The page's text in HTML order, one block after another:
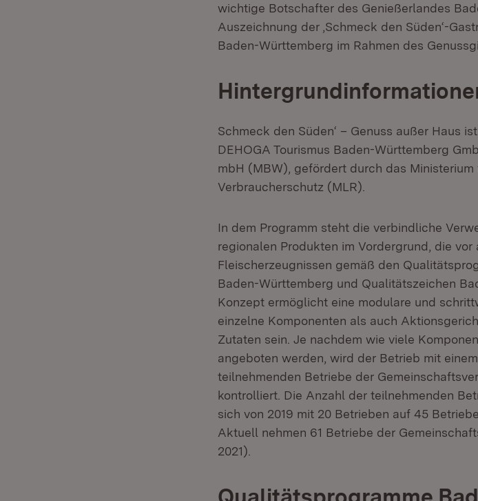
wichtige Botschafter des Genießerlandes
Auszeichnung der ‚Schmeck den Süden‘-
Baden-Württemberg im Rahmen des
Schmeck den Süden‘ – Genuss außer Haus
DEHOGA Tourismus Baden-Württemberg
mbH (MBW), gefördert durch das
Verbraucherschutz (MLR).
In dem Programm steht die verbindliche
regionalen Produkten im Vordergrund, die
Fleischerzeugnissen gemäß den
Baden-Württemberg und Qualitätszeichen
Konzept ermöglicht eine modulare und
einzelne Komponenten als auch
Zutaten sein. Je nachdem wie viele
angeboten werden, wird der Betrieb mit
teilnehmenden Betriebe der
kontrolliert. Die Anzahl der teilnehmenden
sich von 2019 mit 20 Betrieben auf 45
Aktuell nehmen 61 Betriebe der
2021).